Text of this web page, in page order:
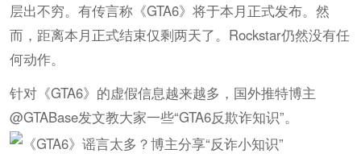
层出不穷。有传言称《GTA6》将于本月正式发布。然
而，距离本月正式结束仅剩两天了。Rockstar仍然没有任
何动作。
针对《GTA6》的虚假信息越来越多，国外推特博主
@GTABase发文教大家一些“GTA6反欺诈知识”。